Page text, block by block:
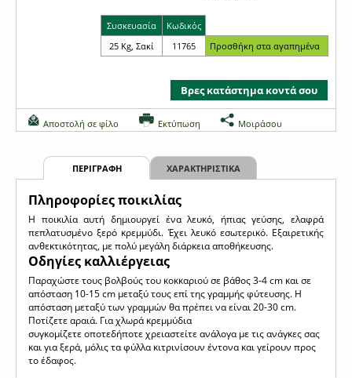
Συσκευασία
Κωδικός
25 Kg, Σακί
11765
Βρες κατάστημα κοντά σου
Αποστολή σε φίλο Εκτύπωση Μοιράσου
ΠΕΡΙΓΡΑΦΗ ΧΑΡΑΚΤΗΡΙΣΤΙΚΑ
Πληροφορίες ποικιλίας
H ποικιλία αυτή δημιουργεί ένα λευκό, ήπιας γεύσης, ελαφρά
πεπλατυσμένο ξερό κρεμμύδι. Έχει λευκό εσωτερικό. Εξαιρετικής
ανθεκτικότητας, με πολύ μεγάλη διάρκεια αποθήκευσης.
Οδηγίες καλλιέργειας
Παραχώστε τους βολβούς του κοκκαριού σε βάθος 3-4 cm και σε
απόσταση 10-15 cm μεταξύ τους επί της γραμμής φύτευσης. Η
απόσταση μεταξύ των γραμμών θα πρέπει να είναι 20-30 cm.
Ποτίζετε αραιά. Για χλωρά κρεμμύδια
συγκομίζετε οποτεδήποτε χρειαστείτε ανάλογα με τις ανάγκες σας
και για ξερά, μόλις τα φύλλα κιτρινίσουν έντονα και γείρουν προς
το έδαφος.